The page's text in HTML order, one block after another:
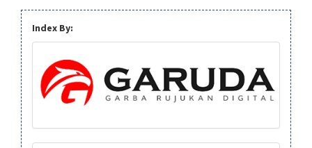
Index By: